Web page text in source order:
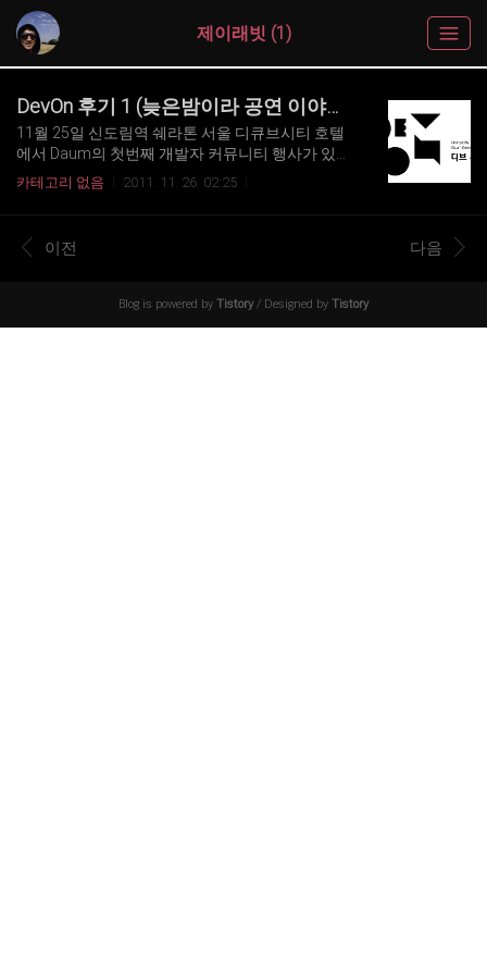
제이래빗 (1)
DevOn 후기 1 (늦은밤이라 공연 이야기만)
11월 25일 신도림역 쉐라톤 서울 디큐브시티 호텔
에서 Daum의 첫번째 개발자 커뮤니티 행사가 있었
다. 행사 이름은 DevOn 이다. * 공식 웹사이트 : htt
p://devon.daum.net/2011 * 공식 블로그 : http://de
미있었다는 생각이 들만큼 아주아주 재미나고 유익
한 시간이었다. 일단 Ubuntu, Gnome, KDE, TNF, 오
의 실제로 활동하는 수많은 커뮤니티가 참여했고,
카테고리 없음 2011. 11. 26. 02:25
이전 다음
Blog is powered by Tistory / Designed by Tistory